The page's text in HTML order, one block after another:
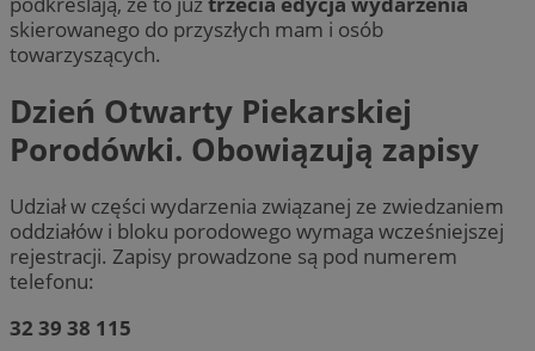
skierowanego do przyszłych mam i osób
towarzyszących.
Dzień Otwarty Piekarskiej
Porodówki. Obowiązują zapisy
Udział w części wydarzenia związanej ze zwiedzaniem
oddziałów i bloku porodowego wymaga wcześniejszej
rejestracji. Zapisy prowadzone są pod numerem
telefonu:
32 39 38 115